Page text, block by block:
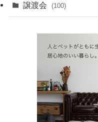
譲渡会 (100)